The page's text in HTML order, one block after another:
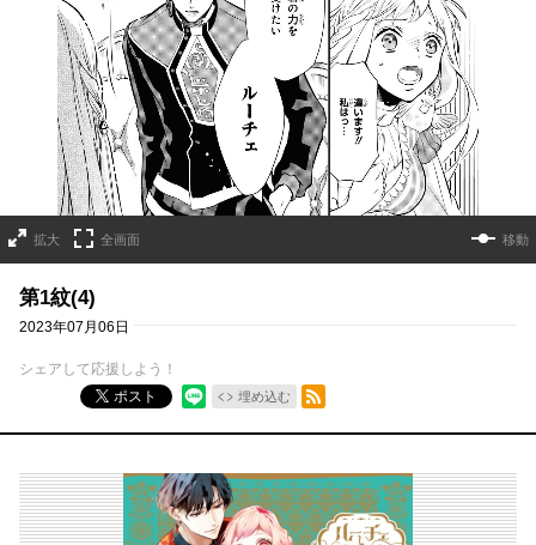
拡大 全画面 移動
第1紋(4)
2023年07月06日
シェアして応援しよう！
ポスト
埋め込む
RSSフィード